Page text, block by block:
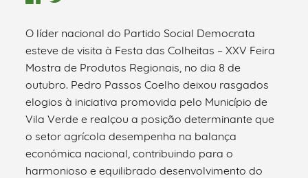
O líder nacional do Partido Social Democrata
esteve de visita à Festa das Colheitas – XXV Feira
Mostra de Produtos Regionais, no dia 8 de
outubro. Pedro Passos Coelho deixou rasgados
elogios à iniciativa promovida pelo Município de
Vila Verde e realçou a posição determinante que
o setor agrícola desempenha na balança
económica nacional, contribuindo para o
harmonioso e equilibrado desenvolvimento do